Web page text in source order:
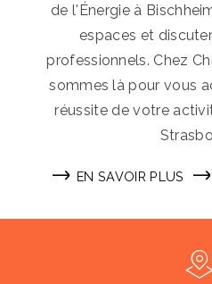
de l'Énergie à
espaces et
professionnels. Chez
sommes là pour vous
réussite de votre
EN SAVOIR PLUS